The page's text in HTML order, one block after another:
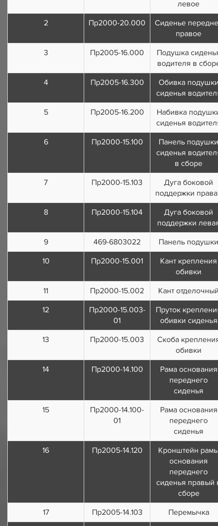
левое
2
Пр2000-20.000
Сиденье
правое
3
Пр2005-16.000
Подушка
водителя в
4
Пр2005-16.300
Обивка
сиденья
5
Пр2005-16.200
Набивка
сиденья
6
Пр2000-15.100
Панель подушки
сиденья
в сборе
7
Пр2000-15.103
Дуга боковой
поддержки
8
Пр2000-15.104
Дуга боковой
поддержки
9
469-6803022
Панель подушки
10
Пр2000-15.001
Кант крепления
обивки
11
Пр2000-15.002
Кант
12
Пр2000-15.003-
01
Пруток
обивки сиденья
13
Пр2000-15.003
Скоба
обивки
14
Пр2000-14.100
Рама основания
переднего
сиденья
15
Пр2000-14.100-
01
Рама основания
переднего
сиденья
16
Пр2005-14.120
Кронштейн
основания
переднего
сиденья правый
сборе
17
Пр2005-14.103
Перемычка